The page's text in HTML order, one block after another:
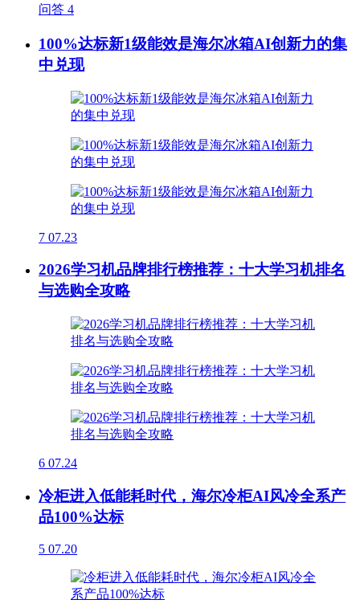
问答 4
100%达标新1级能效是海尔冰箱AI创新力的集
中兑现
7 07.23
2026学习机品牌排行榜推荐：十大学习机排名
与选购全攻略
6 07.24
冷柜进入低能耗时代，海尔冷柜AI风冷全系产
品100%达标
5 07.20